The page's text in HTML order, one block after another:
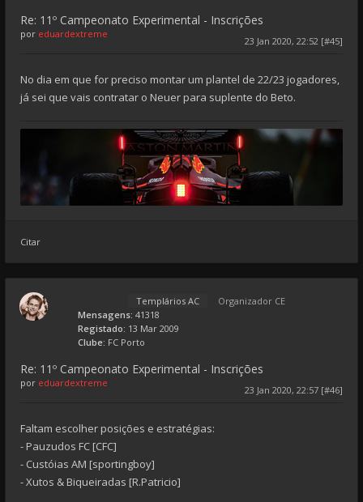
Re: 11º Campeonato Experimental - Inscrições
23 Jan 2020, 22:52 [#45]
por eduardextreme
No dia em que for preciso montar um plantel de 22/23 jogadores,
já sei que vais contratar o Neuer para suplente do Beto.
Citar
Templários AC
Organizador CE
Mensagens: 41318
Registado: 13 Mar 2009
Clube: FC Porto
Re: 11º Campeonato Experimental - Inscrições
23 Jan 2020, 22:57 [#46]
por eduardextreme
Faltam escolher posições e estratégias:
- Pauzudos FC [CFC]
- Custóias AM [sportingboy]
- Xutos & Biqueiradas [R.Patricio]